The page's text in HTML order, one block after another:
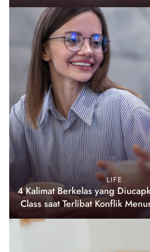
LIFE
4 Kalimat Berkelas yang
Class saat Terlibat Konflik